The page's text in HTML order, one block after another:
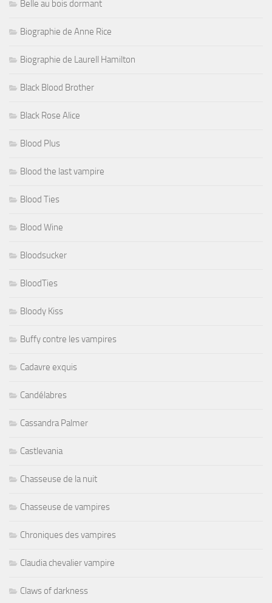
Belle au bois dormant
Biographie de Anne Rice
Biographie de Laurell Hamilton
Black Blood Brother
Black Rose Alice
Blood Plus
Blood the last vampire
Blood Ties
Blood Wine
Bloodsucker
BloodTies
Bloody Kiss
Buffy contre les vampires
Cadavre exquis
Candélabres
Cassandra Palmer
Castlevania
Chasseuse de la nuit
Chasseuse de vampires
Chroniques des vampires
Claudia chevalier vampire
Claws of darkness